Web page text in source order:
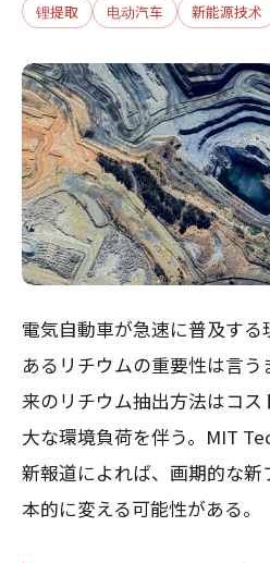
锂提取 电动汽车 新能源技术
電気自動車が急速に普及す
あるリチウムの重要性は言
来のリチウム抽出方法はコ
大な環境負荷を伴う。MIT
新報道によれば、画期的な
本的に変える可能性がある。